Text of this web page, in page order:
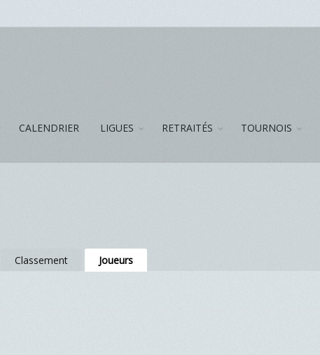
CALENDRIER LIGUES RETRAITÉS TOURNOIS
Classement Joueurs